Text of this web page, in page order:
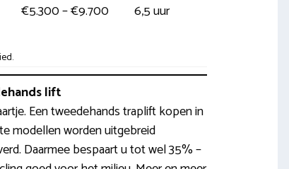
€5.300 – €9.700 6,5 uur
lift
Een tweedehands traplift kopen in
modellen worden uitgebreid
Daarmee bespaart u tot wel 35% –